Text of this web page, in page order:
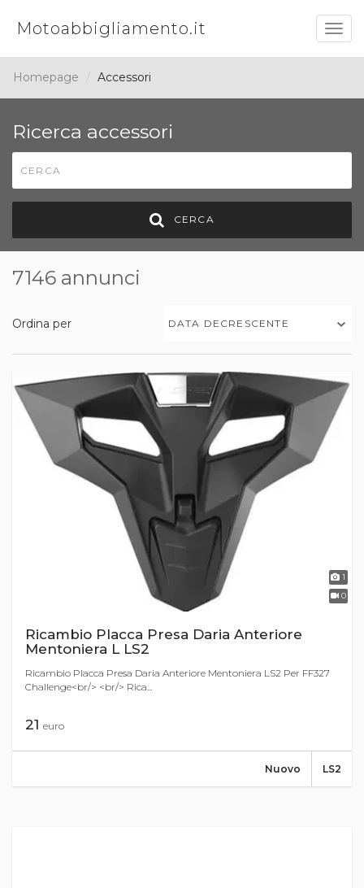
Motoabbigliamento.it
Homepage Accessori
Ricerca accessori
CERCA
7146 annunci
Ordina per DATA DECRESCENTE
1
0
Ricambio Placca Presa Daria Anteriore
Mentoniera L LS2
Ricambio Placca Presa Daria Anteriore Mentoniera LS2 Per FF327
Challenge<br/> <br/> Rica...
21 euro
LS2
Nuovo